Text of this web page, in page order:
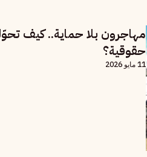
مهاجرون بلا حماية.. كيف
حقوقية؟
11 مايو 2026